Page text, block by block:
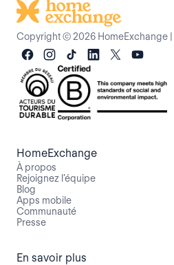
Copyright © 2026 HomeExchange
HomeExchange
À propos
Rejoignez l’équipe
Blog
Apps mobile
Communauté
Presse
En savoir plus